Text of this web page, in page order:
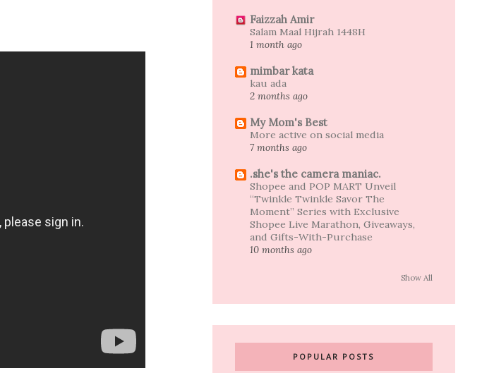
Faizzah Amir
Salam Maal Hijrah 1448H
1 month ago
mimbar kata
kau ada
2 months ago
My Mom's Best
More active on social media
7 months ago
.she's the camera maniac.
Shopee and POP MART Unveil
“Twinkle Twinkle Savor The
Moment” Series with Exclusive
Shopee Live Marathon, Giveaways,
and Gifts-With-Purchase
10 months ago
Show All
POPULAR POSTS